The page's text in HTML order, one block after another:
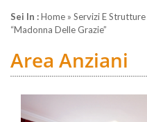
Sei In :Home » Servizi E Strutture
“madonna Delle Grazie”
Area Anziani